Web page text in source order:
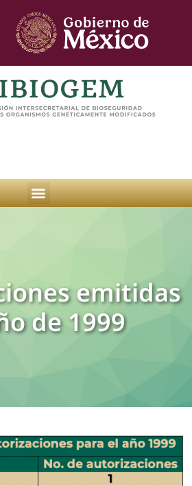
emitidas
de 1999